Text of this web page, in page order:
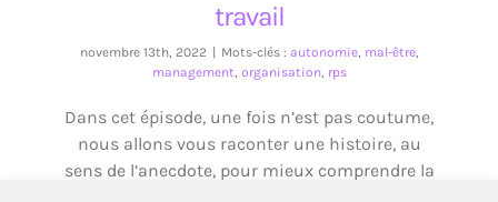
travail
novembre 13th, 2022 Mots-clés : autonomie, mal-être,
management, organisation, rps
Dans cet épisode, une fois n’est pas coutume,
nous allons vous raconter une histoire, au
sens de l’anecdote, pour mieux comprendre la